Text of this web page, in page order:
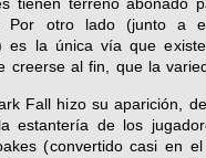
tienen terreno abonado
Por otro lado (junto a
es la única vía que
creerse al fin, que la
Fall hizo su aparición,
estantería de los
(convertido casi en